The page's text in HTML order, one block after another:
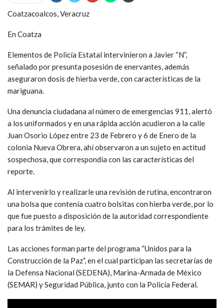
Coatzacoalcos, Veracruz
En Coatza
Elementos de Policía Estatal intervinieron a Javier “N”,
señalado por presunta posesión de enervantes, además
aseguraron dosis de hierba verde, con características de la
mariguana.
Una denuncia ciudadana al número de emergencias 911, alertó
a los uniformados y en una rápida acción acudieron a la calle
Juan Osorio López entre 23 de Febrero y 6 de Enero de la
colonia Nueva Obrera, ahí observaron a un sujeto en actitud
sospechosa, que correspondía con las características del
reporte.
Al intervenirlo y realizarle una revisión de rutina, encontraron
una bolsa que contenía cuatro bolsitas con hierba verde, por lo
que fue puesto a disposición de la autoridad correspondiente
para los trámites de ley.
Las acciones forman parte del programa “Unidos para la
Construcción de la Paz”, en el cual participan las secretarías de
la Defensa Nacional (SEDENA), Marina-Armada de México
(SEMAR) y Seguridad Pública, junto con la Policía Federal.